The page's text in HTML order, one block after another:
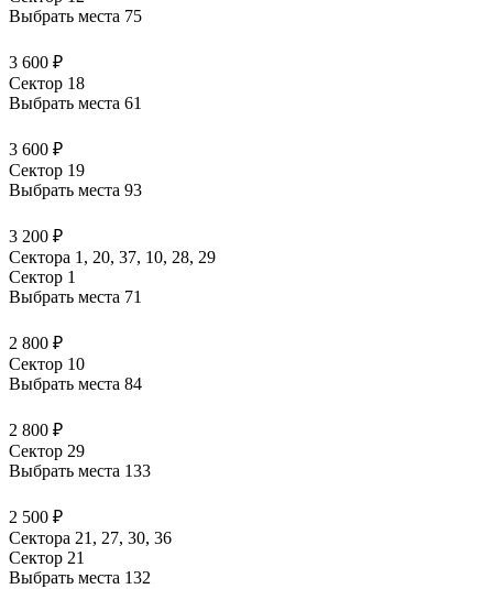
Выбрать места 75
3 600 ₽
Сектор 18
Выбрать места 61
3 600 ₽
Сектор 19
Выбрать места 93
3 200 ₽
Сектора 1, 20, 37, 10, 28, 29
Сектор 1
Выбрать места 71
2 800 ₽
Сектор 10
Выбрать места 84
2 800 ₽
Сектор 29
Выбрать места 133
2 500 ₽
Сектора 21, 27, 30, 36
Сектор 21
Выбрать места 132